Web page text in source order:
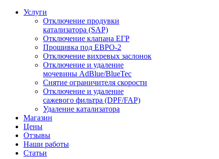
Услуги
Отключение продувки
катализатора (SAP)
Отключение клапана ЕГР
Прошивка под ЕВРО-2
Отключение вихревых заслонок
Отключение и удаление
мочевины AdBlue/BlueTec
Снятие ограничителя скорости
Отключение и удаление
сажевого фильтра (DPF/FAP)
Удаление катализатора
Магазин
Цены
Отзывы
Наши работы
Статьи